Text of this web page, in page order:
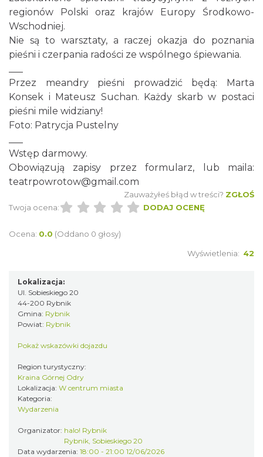
Wakacyjne Warsztaty Malarskie "Rybnik -
miasto zieleni"
2026-08-22
0.00 km
Coś z niczego - organizery z tektury, z
makramy...
0.00 km
DNI OTWARTE w teatrze NA PÓŁ i teatrze
26/27
Rybnik
0.00 km
regionów Polski oraz krajów Europy Środkowo-
Wschodniej.
Nie są to warsztaty, a raczej okazja do poznania
pieśni i czerpania radości ze wspólnego śpiewania.
Przez meandry pieśni prowadzić będą: Marta
Konsek i Mateusz Suchan. Każdy skarb w postaci
pieśni mile widziany!
Foto: Patrycja Pustelny
Wstęp darmowy.
Obowiązują zapisy przez formularz, lub maila:
teatrpowrotow@gmail.com
Zauważyłeś błąd w treści? ZGŁOŚ
Twoja ocena:
DODAJ OCENĘ
Ocena: 0.0 (Oddano 0 głosy)
Wyświetlenia: 42
Lokalizacja:
Ul. Sobieskiego 20
44-200 Rybnik
Gmina: Rybnik
Powiat: Rybnik
Pokaż wskazówki dojazdu
Region turystyczny:
Kraina Górnej Odry
Lokalizacja: W centrum miasta
Kategoria:
Wydarzenia
Organizator: halo! Rybnik
Rybnik, Sobieskiego 20
Data wydarzenia: 18:00 - 21:00 12/06/2026